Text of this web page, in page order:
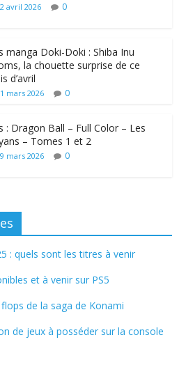
avril 2026 0
manga Doki-Doki : Shiba Inu
la chouette surprise de ce
d’avril
mars 2026 0
: Dragon Ball – Full Color – Les
– Tomes 1 et 2
mars 2026 0
: quels sont les titres à venir
et à venir sur PS5
de la saga de Konami
de jeux à posséder sur la console